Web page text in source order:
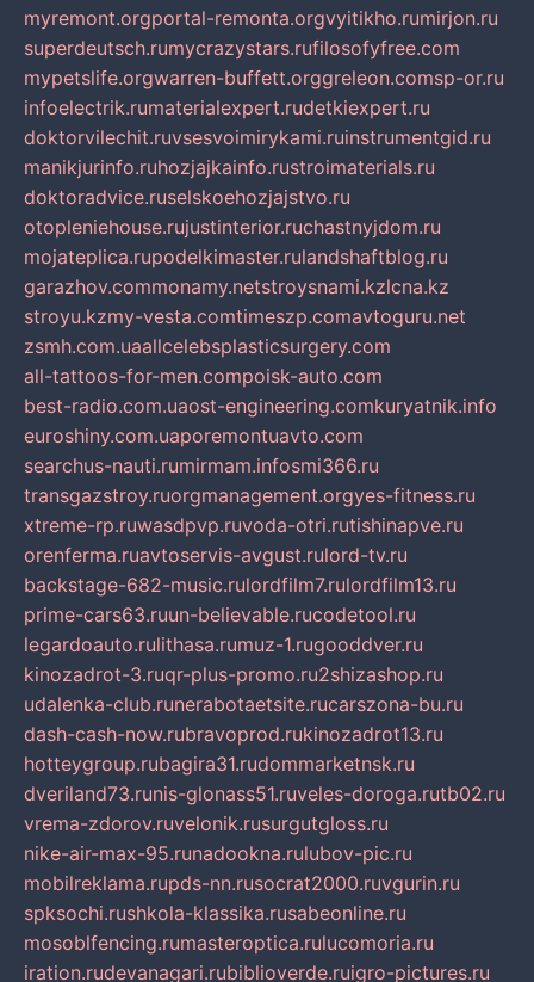
myremont.orgportal-remonta.orgvyitikho.rumirjon.ru
superdeutsch.rumycrazystars.rufilosofyfree.com
mypetslife.orgwarren-buffett.orggreleon.comsp-or.ru
infoelectrik.rumaterialexpert.rudetkiexpert.ru
doktorvilechit.ruvsesvoimirykami.ruinstrumentgid.ru
manikjurinfo.ruhozjajkainfo.rustroimaterials.ru
doktoradvice.ruselskoehozjajstvo.ru
otopleniehouse.rujustinterior.ruchastnyjdom.ru
mojateplica.rupodelkimaster.rulandshaftblog.ru
garazhov.commonamy.netstroysnami.kzlcna.kz
stroyu.kzmy-vesta.comtimeszp.comavtoguru.net
zsmh.com.uaallcelebsplasticsurgery.com
all-tattoos-for-men.compoisk-auto.com
best-radio.com.uaost-engineering.comkuryatnik.info
euroshiny.com.uaporemontuavto.com
searchus-nauti.rumirmam.infosmi366.ru
transgazstroy.ruorgmanagement.orgyes-fitness.ru
xtreme-rp.ruwasdpvp.ruvoda-otri.rutishinapve.ru
orenferma.ruavtoservis-avgust.rulord-tv.ru
backstage-682-music.rulordfilm7.rulordfilm13.ru
prime-cars63.ruun-believable.rucodetool.ru
legardoauto.rulithasa.rumuz-1.rugooddver.ru
kinozadrot-3.ruqr-plus-promo.ru2shizashop.ru
udalenka-club.runerabotaetsite.rucarszona-bu.ru
dash-cash-now.rubravoprod.rukinozadrot13.ru
hotteygroup.rubagira31.rudommarketnsk.ru
dveriland73.runis-glonass51.ruveles-doroga.rutb02.ru
vrema-zdorov.ruvelonik.rusurgutgloss.ru
nike-air-max-95.runadookna.rulubov-pic.ru
mobilreklama.rupds-nn.rusocrat2000.ruvgurin.ru
spksochi.rushkola-klassika.rusabeonline.ru
mosoblfencing.rumasteroptica.rulucomoria.ru
iration.rudevanagari.rubiblioverde.ruigro-pictures.ru